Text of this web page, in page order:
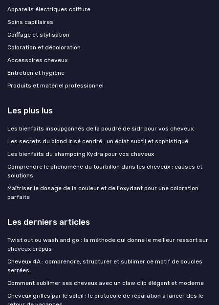
Appareils électriques coiffure
Soins capillaires
Coiffage et stylisation
Coloration et décoloration
Accessoires cheveux
Entretien et hygiène
Produits et matériel professionnel
Les plus lus
Les bienfaits insoupçonnés de la poudre de sidr pour vos cheveux
Les secrets du blond irisé cendré : un éclat subtil et sophistiqué
Les bienfaits du shampoing Kydra pour vos cheveux
Comprendre le phénomène du tourbillon dans les cheveux : causes et
solutions
Maîtriser le dosage de la couleur et de l'oxydant pour une coloration
parfaite
Les derniers articles
Twist out ou wash and go : la méthode qui donne le meilleur ressort sur
cheveux crépus
Cheveux 4A : comprendre, structurer et sublimer ce motif de boucles
serrées
Comment sublimer ses cheveux avec un claw clip élégant et moderne
Cheveux grillés par le soleil : le protocole de réparation à lancer dès le